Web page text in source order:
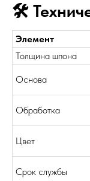
🛠
Элемент
Толщина шпона
Основа
Обработка
Цвет
Срок службы